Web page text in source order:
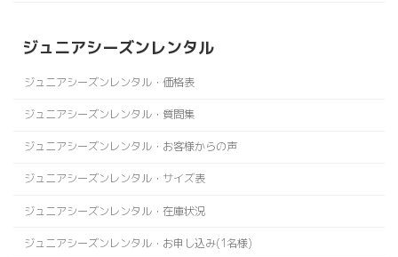
ジュニアシーズンレンタル
ジュニアシーズンレンタル・価格表
ジュニアシーズンレンタル・質問集
ジュニアシーズンレンタル・お客様からの声
ジュニアシーズンレンタル・サイズ表
ジュニアシーズンレンタル・在庫状況
ジュニアシーズンレンタル・お申し込み(1名様)